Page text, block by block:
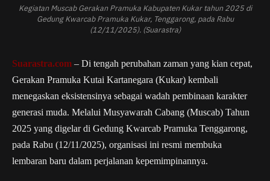
Kegiatan Muscab Gerakan Pramuka Kabupaten Kukar tahun 2025 di
Gedung Kwarcab Pramuka Kukar, Tenggarong, pada Rabu
(12/11/2025). (Suarastra)
Suarastra.com – Di tengah perubahan zaman yang kian cepat,
Gerakan Pramuka Kutai Kartanegara (Kukar) kembali
menegaskan eksistensinya sebagai wadah pembinaan karakter
generasi muda. Melalui Musyawarah Cabang (Muscab) Tahun
2025 yang digelar di Gedung Kwarcab Pramuka Tenggarong,
pada Rabu (12/11/2025), organisasi ini resmi membuka
lembaran baru dalam perjalanan kepemimpinannya.